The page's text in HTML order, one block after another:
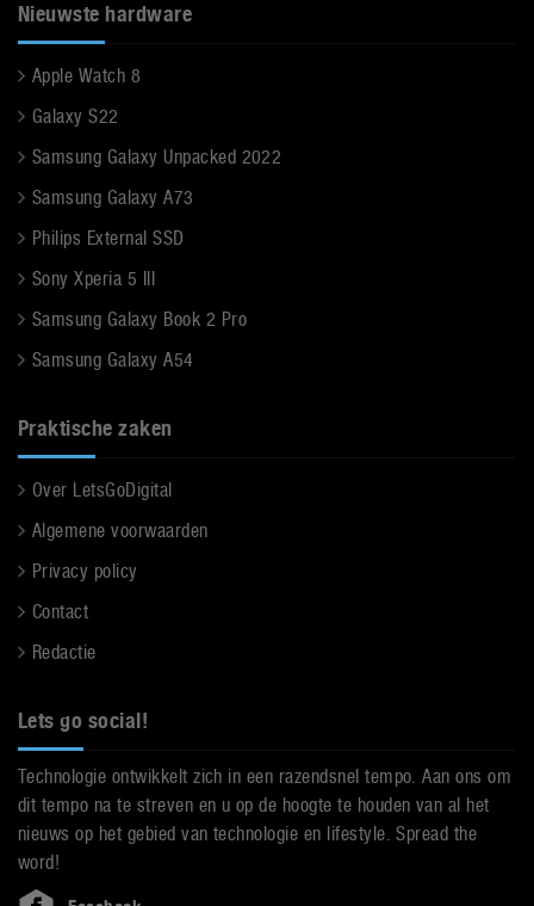
Nieuwste hardware
Apple Watch 8
Galaxy S22
Samsung Galaxy Unpacked 2022
Samsung Galaxy A73
Philips External SSD
Sony Xperia 5 III
Samsung Galaxy Book 2 Pro
Samsung Galaxy A54
Praktische zaken
Over LetsGoDigital
Algemene voorwaarden
Privacy policy
Contact
Redactie
Lets go social!
Technologie ontwikkelt zich in een razendsnel tempo. Aan ons om
dit tempo na te streven en u op de hoogte te houden van al het
nieuws op het gebied van technologie en lifestyle. Spread the
word!